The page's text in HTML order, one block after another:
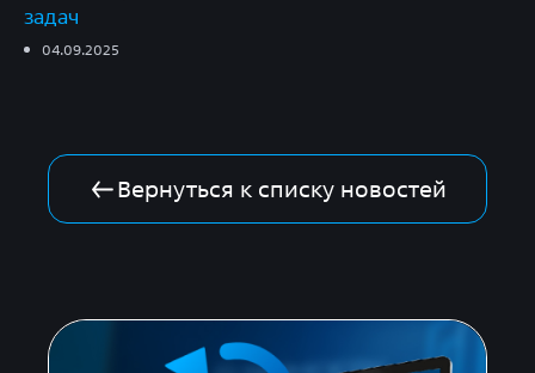
задач
04.09.2025
Вернуться к списку новостей